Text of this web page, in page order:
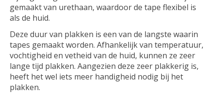
gemaakt van urethaan, waardoor de tape flexibel is
als de huid.
Deze duur van plakken is een van de langste waarin
tapes gemaakt worden. Afhankelijk van temperatuur,
vochtigheid en vetheid van de huid, kunnen ze zeer
lange tijd plakken. Aangezien deze zeer plakkerig is,
heeft het wel iets meer handigheid nodig bij het
plakken.